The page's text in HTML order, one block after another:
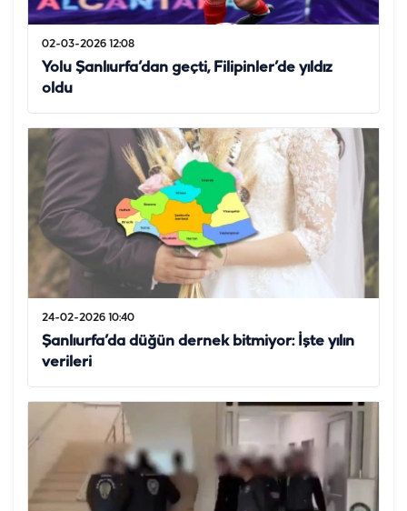
02-03-2026 12:08
Yolu Şanlıurfa’dan geçti, Filipinler’de yıldız
oldu
24-02-2026 10:40
Şanlıurfa’da düğün dernek bitmiyor: İşte yılın
verileri